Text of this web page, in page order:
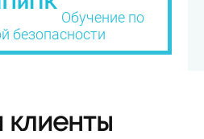
Обучение по
безопасности